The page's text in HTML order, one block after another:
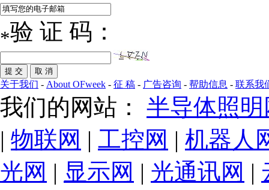
*验 证 码：
关于我们 - About OFweek - 征 稿 - 广告咨询 - 帮助信息 - 联系我
我们的网站： 半导体照明
| 物联网 | 工控网 | 机器人
光网 | 显示网 | 光通讯网 |